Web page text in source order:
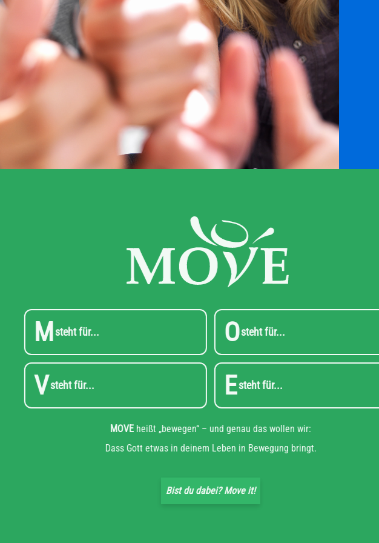
Msteht für... Osteht für...
Vsteht für... Esteht für...
MOVEheißt „bewegen“ – und genau das wollen wir:
Dass Gott etwas in deinem Leben in Bewegung bringt.
Bist du dabei? Move it!